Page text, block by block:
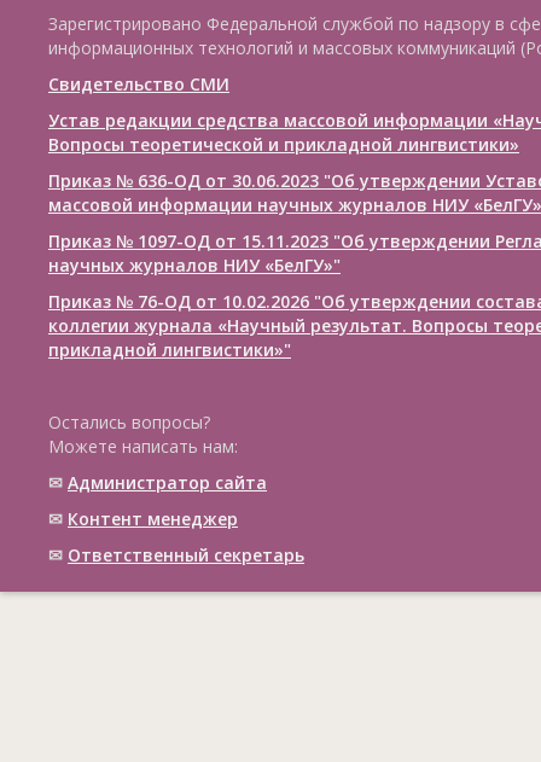
Зарегистрировано Федеральной службой по надзору в
информационных технологий и массовых коммуникаций
Свидетельство СМИ
Устав редакции средства массовой информации
Вопросы теоретической и прикладной лингвистики»
Приказ № 636-ОД от 30.06.2023 "Об утверждении
массовой информации научных журналов НИУ «БелГУ»
Приказ № 1097-ОД от 15.11.2023 "Об утверждении
научных журналов НИУ «БелГУ»"
Приказ № 76-ОД от 10.02.2026 "Об утверждении
коллегии журнала «Научный результат. Вопросы
прикладной лингвистики»"
Остались вопросы?
Можете написать нам:
✉ Администратор сайта
✉ Контент менеджер
✉ Ответственный cекретарь